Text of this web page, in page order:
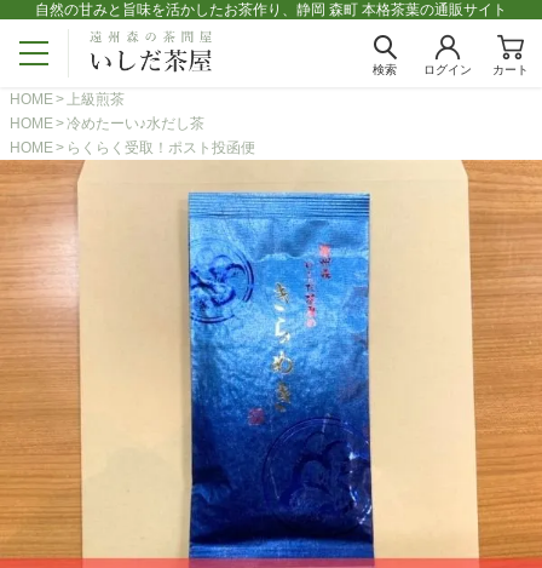
自然の甘みと旨味を活かしたお茶作り、静岡 森町 本格茶葉の通販サイト
検索 ログイン カート
HOME
上級煎茶
HOME
冷めたーい♪水だし茶
HOME
らくらく受取！ポスト投函便